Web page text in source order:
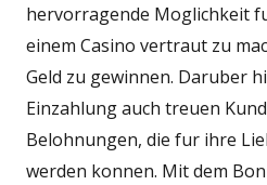
hervorragende Moglichkeit
einem Casino vertraut zu
Geld zu gewinnen. Daruber
Einzahlung auch treuen
Belohnungen, die fur ihre
werden konnen. Mit dem